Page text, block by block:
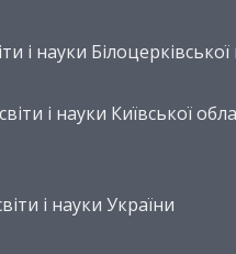
і науки Білоцерківської
і науки Київської
і науки України